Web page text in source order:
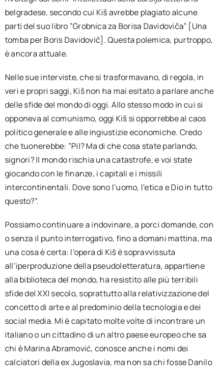
belgradese, secondo cui Kiš avrebbe plagiato alcune
parti del suo libro ”Grobnica za Borisa Davidoviča” [Una
tomba per Boris Davidovič]. Questa polemica, purtroppo,
è ancora attuale.
Nelle sue interviste, che si trasformavano, di regola, in
veri e propri saggi, Kiš non ha mai esitato a parlare anche
delle sfide del mondo di oggi. Allo stesso modo in cui si
opponeva al comunismo, oggi Kiš si opporrebbe al caos
politico generale e alle ingiustizie economiche. Credo
che tuonerebbe: ”Pil? Ma di che cosa state parlando,
signori? Il mondo rischia una catastrofe, e voi state
giocando con le finanze, i capitali e i missili
intercontinentali. Dove sono l’uomo, l’etica e Dio in tutto
questo?”.
Possiamo continuare a indovinare, a porci domande, con
o senza il punto interrogativo, fino a domani mattina, ma
una cosa è certa: l’opera di Kiš è sopravvissuta
all’iperproduzione della pseudoletteratura, appartiene
alla biblioteca del mondo, ha resistito alle più terribili
sfide del XXI secolo, soprattutto alla relativizzazione del
concetto di arte e al predominio della tecnologia e dei
social media. Mi è capitato molte volte di incontrare un
italiano o un cittadino di un altro paese europeo che sa
chi è Marina Abramović, conosce anche i nomi dei
calciatori della ex Jugoslavia, ma non sa chi fosse Danilo